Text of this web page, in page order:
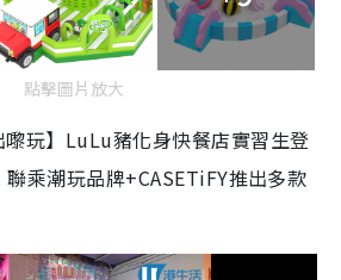
點擊圖片放大
玩】LuLu豬化身快餐店實習生登
乘潮玩品牌+CASETiFY推出多款